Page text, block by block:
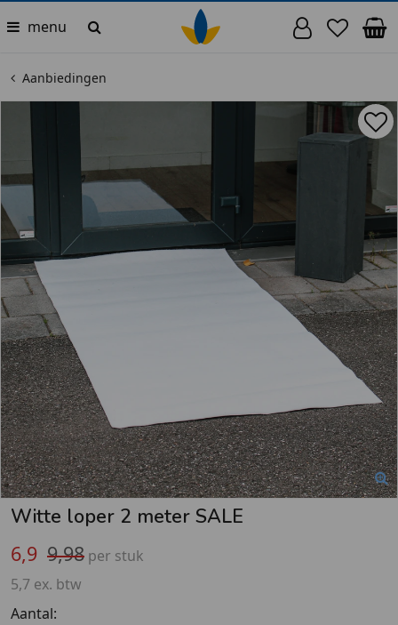
menu
Aanbiedingen
Witte loper 2 meter SALE
6,9 9,98 per stuk
5,7 ex. btw
Aantal: